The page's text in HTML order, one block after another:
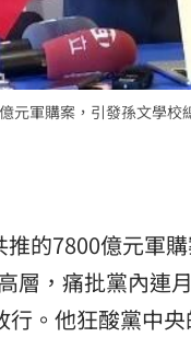
覺醒！ 11:00
品牌齊聚 11:00
元軍購案，引發孫文學校
的7800億元軍
層，痛批黨內連
行。他狂酸黨中